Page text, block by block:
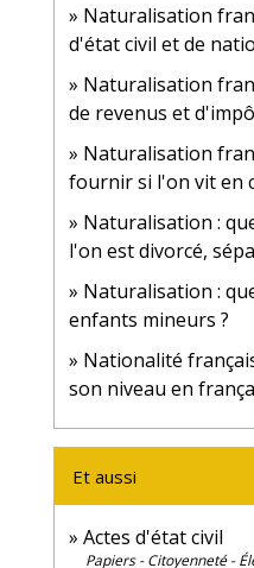
Naturalisation
d'état civil et de
Naturalisation
de revenus et
Naturalisation
fournir si l'on vit en
Naturalisation :
l'on est divorcé,
Naturalisation :
enfants mineurs ?
Nationalité
son niveau en
Et aussi
Actes d'état civil
Papiers - Citoyenneté -